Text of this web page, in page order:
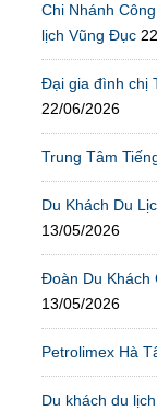
Chi Nhánh
lịch Vũng Đục
Đại gia đình chị
22/06/2026
Trung Tâm
Du Khách Du
13/05/2026
Đoàn Du Khách
13/05/2026
Petrolimex Hà
Du khách du